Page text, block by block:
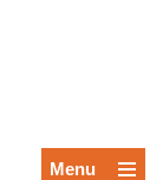
Menu